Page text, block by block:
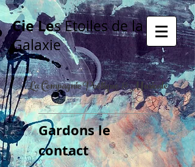
Cie Les Etoiles de la
Galaxie
La Compagnie Poétique & Musicale
Gardons le
contact